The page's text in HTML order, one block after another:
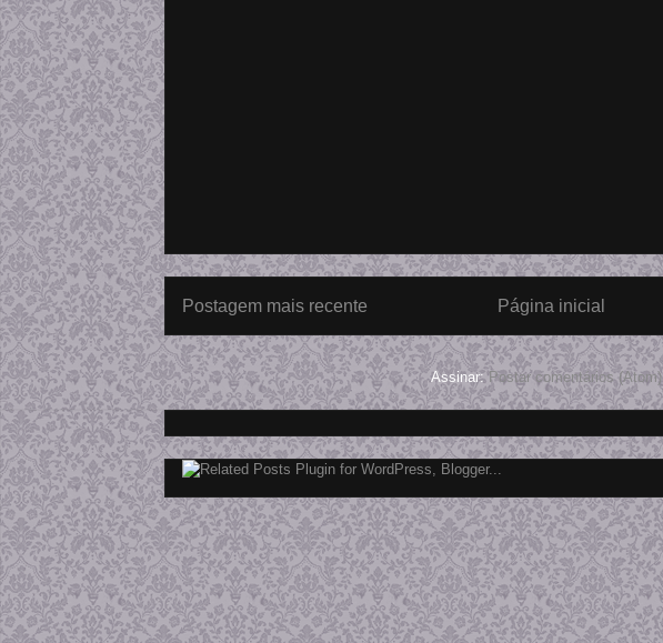
Postagem mais recente Página inicial
Assinar:Postar comentários (Atom)